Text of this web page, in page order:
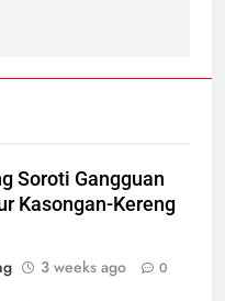
Soroti Gangguan
Kasongan-Kereng
3 weeks ago 0